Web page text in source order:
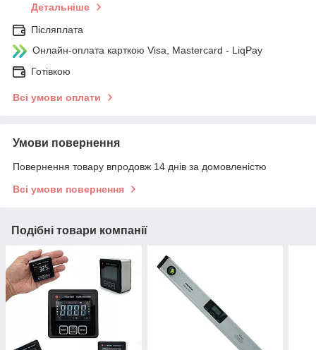
Детальніше
Післяплата
Онлайн-оплата карткою Visa, Mastercard - LiqPay
Готівкою
Всі умови оплати
Умови повернення
Повернення товару впродовж 14 днів за домовленістю
Всі умови повернення
Подібні товари компанії